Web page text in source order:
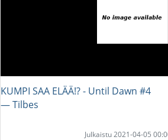
KUMPI SAA ELÄÄ!? - Until Dawn #4
― Tilbes
Julkaistu 2021-04-05